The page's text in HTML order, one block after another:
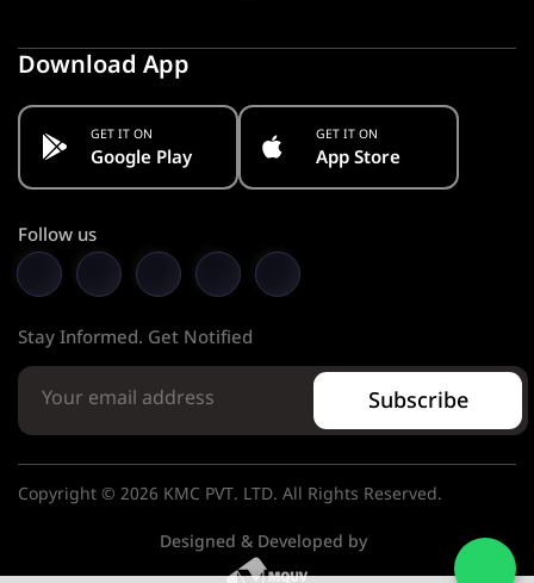
Download App
GET IT ON
Google Play
GET IT ON
App Store
Follow us
Stay Informed. Get Notified
Subscribe
Copyright © 2026 KMC PVT. LTD. All Rights Reserved.
Designed & Developed by